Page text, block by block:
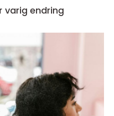
varig endring